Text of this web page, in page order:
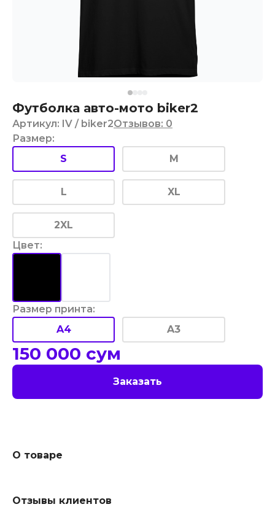
Футболка авто-мото biker2
Артикул: IV / biker2Отзывов: 0
Размер:
S
M
L XL
2XL
Цвет:
Размер принта:
A4
A3
150 000 сум
Заказать
О товаре
Отзывы клиентов